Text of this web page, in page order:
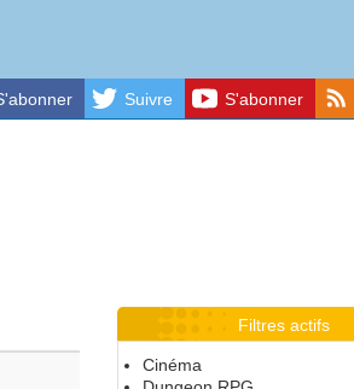
Suivre S'abonner
Filtres actifs
Cinéma